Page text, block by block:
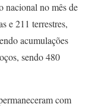
nacional no mês de
e 211 terrestres,
acumulações
sendo 480
com